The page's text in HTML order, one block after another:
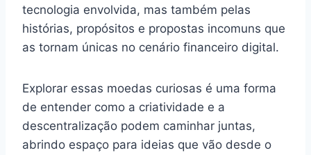
tecnologia envolvida, mas também pelas
histórias, propósitos e propostas incomuns que
as tornam únicas no cenário financeiro digital.
Explorar essas moedas curiosas é uma forma
de entender como a criatividade e a
descentralização podem caminhar juntas,
abrindo espaço para ideias que vão desde o